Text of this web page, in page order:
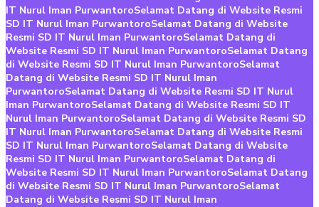
IT Nurul Iman PurwantoroSelamat Datang di Website Resmi
SD IT Nurul Iman PurwantoroSelamat Datang di Website
Resmi SD IT Nurul Iman PurwantoroSelamat Datang di
Website Resmi SD IT Nurul Iman PurwantoroSelamat Datang
di Website Resmi SD IT Nurul Iman PurwantoroSelamat
Datang di Website Resmi SD IT Nurul Iman
PurwantoroSelamat Datang di Website Resmi SD IT Nurul
Iman PurwantoroSelamat Datang di Website Resmi SD IT
Nurul Iman PurwantoroSelamat Datang di Website Resmi SD
IT Nurul Iman PurwantoroSelamat Datang di Website Resmi
SD IT Nurul Iman PurwantoroSelamat Datang di Website
Resmi SD IT Nurul Iman PurwantoroSelamat Datang di
Website Resmi SD IT Nurul Iman PurwantoroSelamat Datang
di Website Resmi SD IT Nurul Iman PurwantoroSelamat
Datang di Website Resmi SD IT Nurul Iman